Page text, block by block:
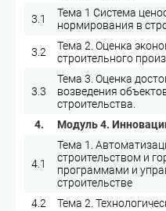
3.1
Тема 1 Система
нормирования в
3.2
Тема 2. Оценка
строительного
3.3
Тема 3. Оценка
возведения
строительства.
4.
Модуль 4.
4.1
Тема 1.
строительством и
программами и
строительстве
4.2
Тема 2.